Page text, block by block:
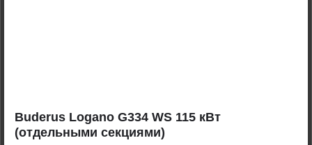
Buderus Logano G334 WS 115 кВт
(отдельными секциями)